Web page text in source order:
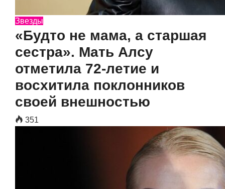
Звезды
«Будто не мама, а старшая
сестра». Мать Алсу
отметила 72-летие и
восхитила поклонников
своей внешностью
351